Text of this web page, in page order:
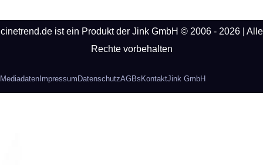
cinetrend.de ist ein Produkt der Jink GmbH © 2006 - 2026 | Alle
Rechte vorbehalten
MediadatenImpressumDatenschutzAGBsKontaktJink GmbH